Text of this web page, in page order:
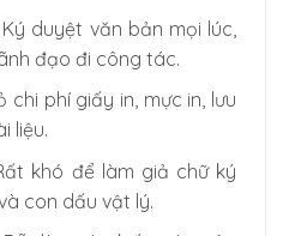
Ký duyệt văn bản mọi lúc,
đạo đi công tác.
chi phí giấy in, mực in, lưu
liệu.
khó để làm giả chữ ký
con dấu vật lý.